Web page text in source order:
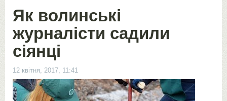
Як волинські
журналісти садили
сіянці
12 квітня, 2017, 11:41